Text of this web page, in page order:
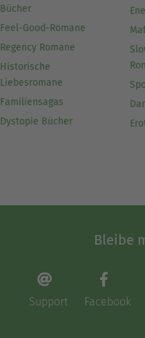
Bücher
Feel-Good-Romane
Regency Romane
Historische
Liebesromane
Familiensagas
Dystopie Bücher
Bleibe
Support Facebook